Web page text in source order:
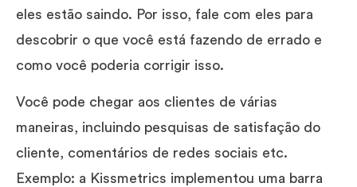
eles estão saindo. Por isso, fale com eles para
descobrir o que você está fazendo de errado e
como você poderia corrigir isso.
Você pode chegar aos clientes de várias
maneiras, incluindo pesquisas de satisfação do
cliente, comentários de redes sociais etc.
Exemplo: a Kissmetrics implementou uma barra